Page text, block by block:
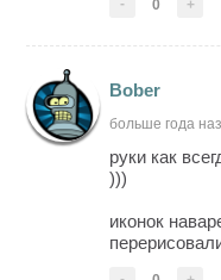
0 +
Bober
больше года
руки как
)))
иконок